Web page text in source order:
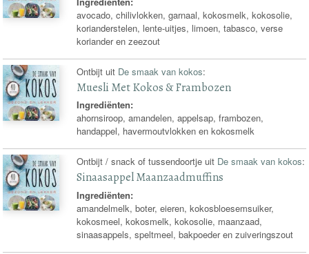
avocado, chilivlokken, garnaal, kokosmelk, kokosolie,
korianderstelen, lente-uitjes, limoen, tabasco, verse
koriander en zeezout
Ontbijt uit De smaak van kokos:
Muesli Met Kokos & Frambozen
Ingrediënten:
ahornsiroop, amandelen, appelsap, frambozen,
handappel, havermoutvlokken en kokosmelk
Ontbijt / snack of tussendoortje uit De smaak van kokos:
Sinaasappel Maanzaadmuffins
Ingrediënten:
amandelmelk, boter, eieren, kokosbloesemsuiker,
kokosmeel, kokosmelk, kokosolie, maanzaad,
sinaasappels, speltmeel, bakpoeder en zuiveringszout